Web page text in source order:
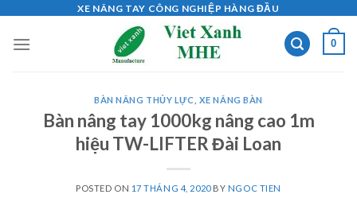
content
XE NÂNG TAY CÔNG NGHIỆP HÀNG ĐẦU
0
BÀN NÂNG THỦY LỰC XE NÂNG BÀN
Bàn nâng tay 1000kg nâng cao 1m
hiệu TW-LIFTER Đài Loan
POSTED ON 17 THÁNG 4, 2020BY NGOC TIEN